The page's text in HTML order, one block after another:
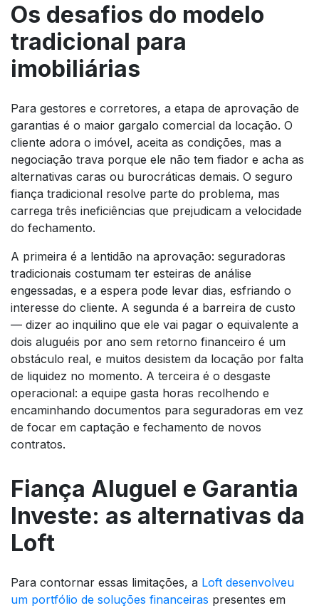
Os desafios do modelo
tradicional para
imobiliárias
Para gestores e corretores, a etapa de aprovação de
garantias é o maior gargalo comercial da locação. O
cliente adora o imóvel, aceita as condições, mas a
negociação trava porque ele não tem fiador e acha as
alternativas caras ou burocráticas demais. O seguro
fiança tradicional resolve parte do problema, mas
carrega três ineficiências que prejudicam a velocidade
do fechamento.
A primeira é a lentidão na aprovação: seguradoras
tradicionais costumam ter esteiras de análise
engessadas, e a espera pode levar dias, esfriando o
interesse do cliente. A segunda é a barreira de custo
— dizer ao inquilino que ele vai pagar o equivalente a
dois aluguéis por ano sem retorno financeiro é um
obstáculo real, e muitos desistem da locação por falta
de liquidez no momento. A terceira é o desgaste
operacional: a equipe gasta horas recolhendo e
encaminhando documentos para seguradoras em vez
de focar em captação e fechamento de novos
contratos.
Fiança Aluguel e Garantia
Investe: as alternativas da
Loft
Para contornar essas limitações, a Loft desenvolveu
um portfólio de soluções financeiras presentes em